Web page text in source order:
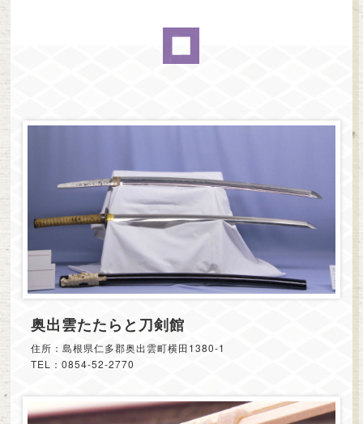
奥出雲たたらと刀剣館
住所：島根県仁多郡奥出雲町横田1380-1
TEL：0854-52-2770